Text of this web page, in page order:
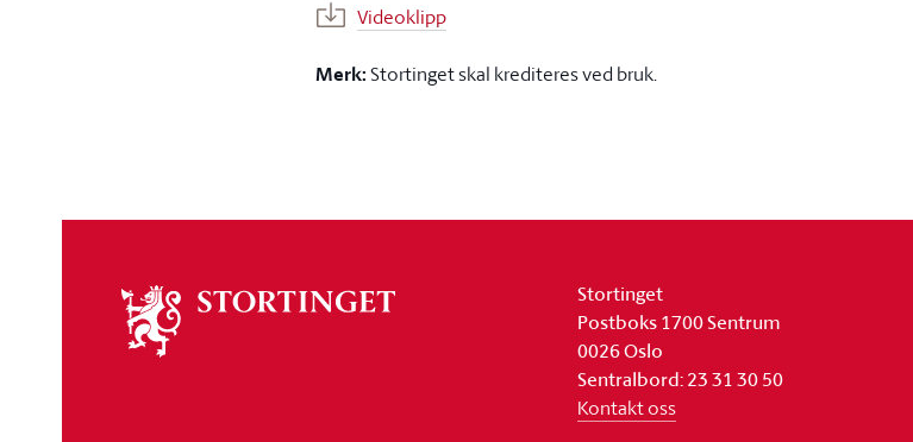
Videoklipp
Merk:Stortinget skal krediteres ved bruk.
stortinget
Stortinget
Postboks 1700 Sentrum
0026 Oslo
Sentralbord: 23 31 30 50
Kontakt oss